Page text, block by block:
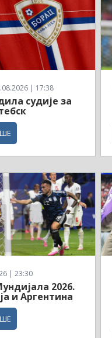
| 17:38
судије за
| 23:30
2026.
и Аргентина